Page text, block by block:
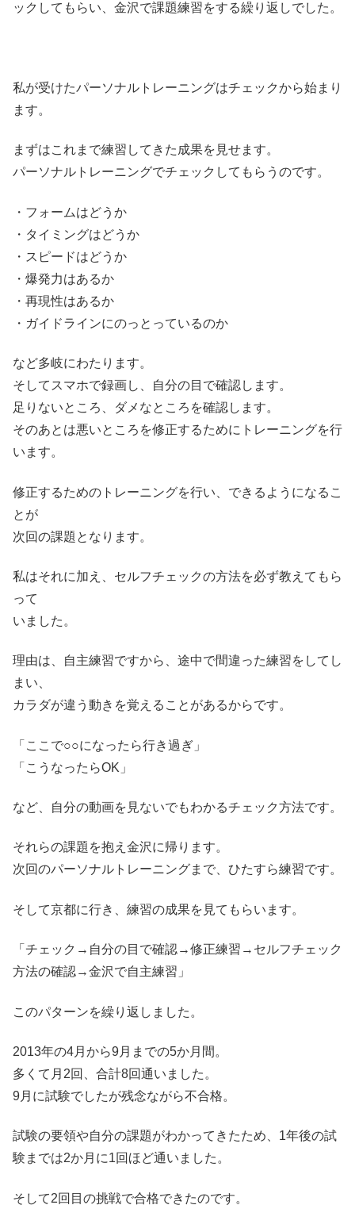
ックしてもらい、金沢で課題練習をする繰り返しでした。
私が受けたパーソナルトレーニングはチェックから始まり
ます。
まずはこれまで練習してきた成果を見せます。
パーソナルトレーニングでチェックしてもらうのです。
・フォームはどうか
・タイミングはどうか
・スピードはどうか
・爆発力はあるか
・再現性はあるか
・ガイドラインにのっとっているのか
など多岐にわたります。
そしてスマホで録画し、自分の目で確認します。
足りないところ、ダメなところを確認します。
そのあとは悪いところを修正するためにトレーニングを行
います。
修正するためのトレーニングを行い、できるようになるこ
とが
次回の課題となります。
私はそれに加え、セルフチェックの方法を必ず教えてもら
って
いました。
理由は、自主練習ですから、途中で間違った練習をしてし
まい、
カラダが違う動きを覚えることがあるからです。
「ここで○○になったら行き過ぎ」
「こうなったらOK」
など、自分の動画を見ないでもわかるチェック方法です。
それらの課題を抱え金沢に帰ります。
次回のパーソナルトレーニングまで、ひたすら練習です。
そして京都に行き、練習の成果を見てもらいます。
「チェック→自分の目で確認→修正練習→セルフチェック
方法の確認→金沢で自主練習」
このパターンを繰り返しました。
2013年の4月から9月までの5か月間。
多くて月2回、合計8回通いました。
9月に試験でしたが残念ながら不合格。
試験の要領や自分の課題がわかってきたため、1年後の試
験までは2か月に1回ほど通いました。
そして2回目の挑戦で合格できたのです。